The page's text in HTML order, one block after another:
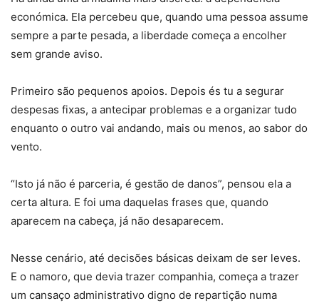
económica. Ela percebeu que, quando uma pessoa assume
sempre a parte pesada, a liberdade começa a encolher
sem grande aviso.
Primeiro são pequenos apoios. Depois és tu a segurar
despesas fixas, a antecipar problemas e a organizar tudo
enquanto o outro vai andando, mais ou menos, ao sabor do
vento.
“Isto já não é parceria, é gestão de danos”, pensou ela a
certa altura. E foi uma daquelas frases que, quando
aparecem na cabeça, já não desaparecem.
Nesse cenário, até decisões básicas deixam de ser leves.
E o namoro, que devia trazer companhia, começa a trazer
um cansaço administrativo digno de repartição numa